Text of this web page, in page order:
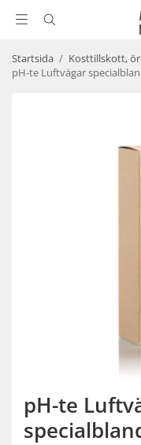
Startsida / Kosttillskott,
pH-te Luftvägar
pH-te